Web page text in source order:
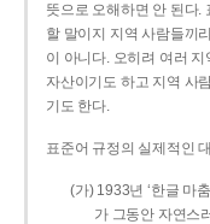
뜻으로 오해하면 안 된다.
할 말이지 지역 사람들끼
이 아니다. 오히려 여러
자산이기도 하고 지역 사
기도 한다.
표준어 규정의 실제적인
(가) 1933년 ‘한글 마
가 그동안 자연스